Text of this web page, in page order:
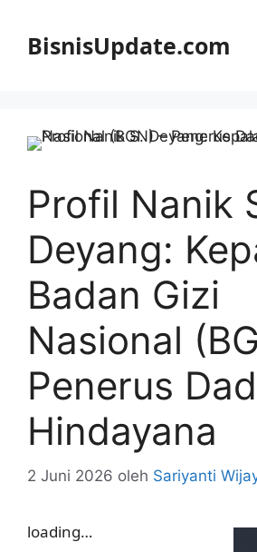
BisnisUpdate.com
Profil Nanik
Deyang:
Badan Gizi
Nasional
Penerus
Hindayana
2 Juni 2026 oleh Sariyanti
loading…